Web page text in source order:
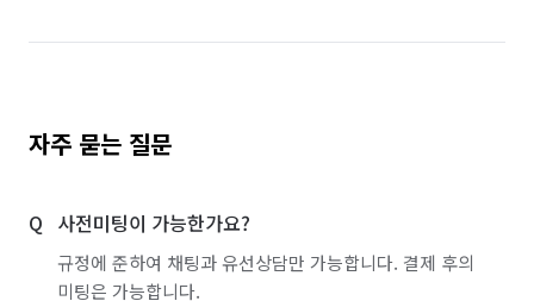
자주 묻는 질문
사전미팅이 가능한가요?
규정에 준하여 채팅과 유선상담만 가능합니다. 결제 후의
미팅은 가능합니다.